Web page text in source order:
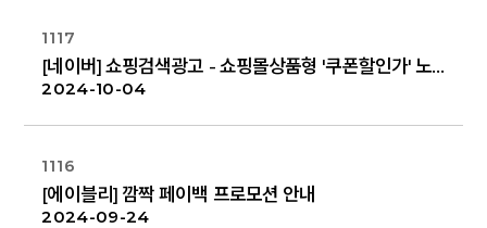
1117
[네이버] 쇼핑검색광고 - 쇼핑몰상품형 '쿠폰할인가' 노출 안내
2024-10-04
1116
[에이블리] 깜짝 페이백 프로모션 안내
2024-09-24